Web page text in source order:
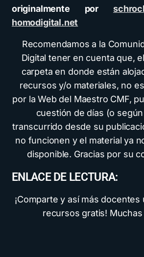
originalmente por
homodigital.net
Recomendamos a la
Digital tener en cuenta que,
carpeta en donde están
recursos y/o materiales, no
por la Web del Maestro CMF,
cuestión de días (o
transcurrido desde su
no funcionen y el material ya
disponible. Gracias por su
ENLACE DE LECTURA:
¡Comparte y así más
recursos gratis! Muchas